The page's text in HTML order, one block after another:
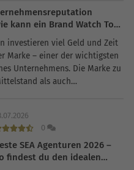
kann ein Brand Watch Tool
investieren viel Geld und Zeit
Marke – einer der wichtigsten
Unternehmens. Die Marke zu
als auch
0
SEA Agenturen 2026 –
findest du den idealen